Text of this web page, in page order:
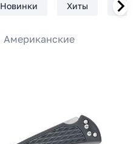
Новинки Хиты
Американские